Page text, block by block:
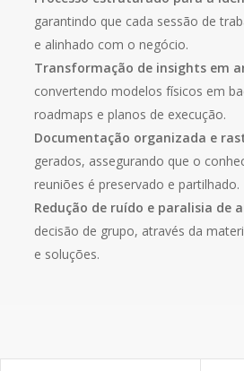
garantindo que cada sessão de
e alinhado com o negócio.
Transformação de insights em
convertendo modelos físicos em
roadmaps e planos de execução.
Documentação organizada e
gerados, assegurando que o
reuniões é preservado e partilhado.
Redução de ruído e paralisia de
decisão de grupo, através da
e soluções.